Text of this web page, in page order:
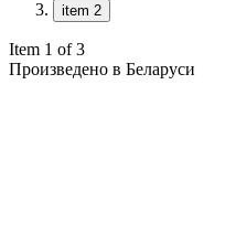
item 2
Item 1 of 3
Произведено в Беларуси